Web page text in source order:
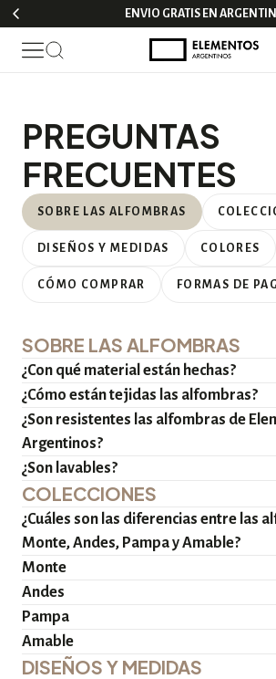
ENVIO GRATIS EN
PREGUNTAS
FRECUENTES
SOBRE LAS ALFOMBRAS
DISEÑOS Y MEDIDAS COLORES
CÓMO COMPRAR FORMAS DE
SOBRE LAS ALFOMBRAS
¿Con qué material están hechas?
¿Cómo están tejidas las alfombras?
¿Son resistentes las alfombras de
Argentinos?
¿Son lavables?
COLECCIONES
¿Cuáles son las diferencias entre las
Monte, Andes, Pampa y Amable?
Monte
Andes
Pampa
Amable
DISEÑOS Y MEDIDAS